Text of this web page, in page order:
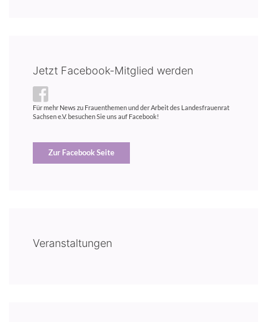
Jetzt Facebook-Mitglied werden
Für mehr News zu Frauenthemen und der Arbeit des Landesfrauenrat
Sachsen e.V. besuchen Sie uns auf Facebook!
Zur Facebook Seite
Veranstaltungen